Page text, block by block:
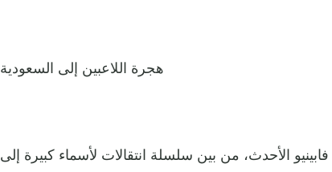
هجرة اللاعبين إلى السعودية
الأحدث، من بين سلسلة انتقالات لأسماء كبيرة إلى